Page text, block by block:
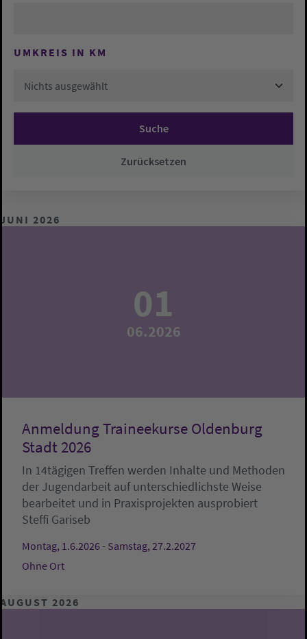
UMKREIS IN KM
Nichts ausgewählt
Suche
Zurücksetzen
JUNI 2026
01
06.2026
Anmeldung Traineekurse Oldenburg
Stadt 2026
In 14tägigen Treffen werden Inhalte und Methoden
der Jugendarbeit auf unterschiedlichste Weise
bearbeitet und in Praxisprojekten ausprobiert
Steffi Gariseb
Montag, 1.6.2026 - Samstag, 27.2.2027
Ohne Ort
AUGUST 2026